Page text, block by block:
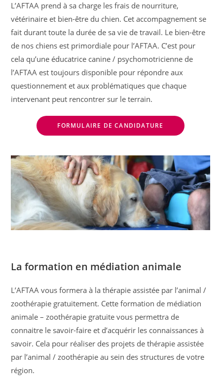
L’AFTAA prend à sa charge les frais de nourriture,
vétérinaire et bien-être du chien. Cet accompagnement se
fait durant toute la durée de sa vie de travail. Le bien-être
de nos chiens est primordiale pour l’AFTAA. C’est pour
cela qu’une éducatrice canine / psychomotricienne de
l’AFTAA est toujours disponible pour répondre aux
questionnement et aux problématiques que chaque
intervenant peut rencontrer sur le terrain.
FORMULAIRE DE CANDIDATURE
La formation en médiation animale
L’AFTAA vous formera à la thérapie assistée par l’animal /
zoothérapie gratuitement. Cette formation de médiation
animale – zoothérapie gratuite vous permettra de
connaitre le savoir-faire et d’acquérir les connaissances à
savoir. Cela pour réaliser des projets de thérapie assistée
par l’animal / zoothérapie au sein des structures de votre
région.